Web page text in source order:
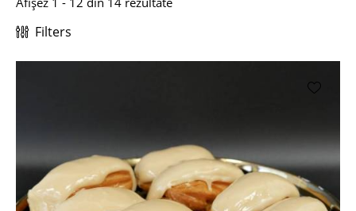
Filters